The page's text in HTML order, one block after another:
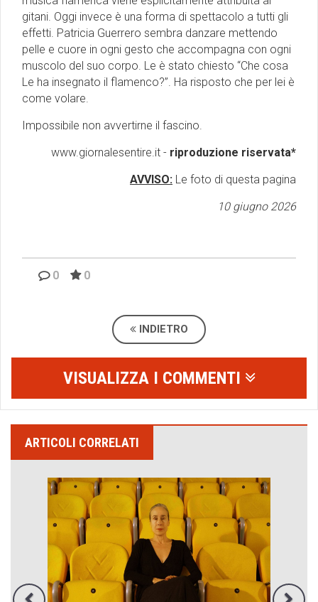
gitani. Oggi invece è una forma di spettacolo a tutti gli
effetti. Patricia Guerrero sembra danzare mettendo
pelle e cuore in ogni gesto che accompagna con ogni
muscolo del suo corpo. Le è stato chiesto “Che cosa
Le ha insegnato il flamenco?”. Ha risposto che per lei è
come volare.
Impossibile non avvertirne il fascino.
www.giornalesentire.it - riproduzione riservata*
AVVISO: Le foto di questa pagina
10 giugno 2026
0 0
INDIETRO
VISUALIZZA I COMMENTI
ARTICOLI CORRELATI